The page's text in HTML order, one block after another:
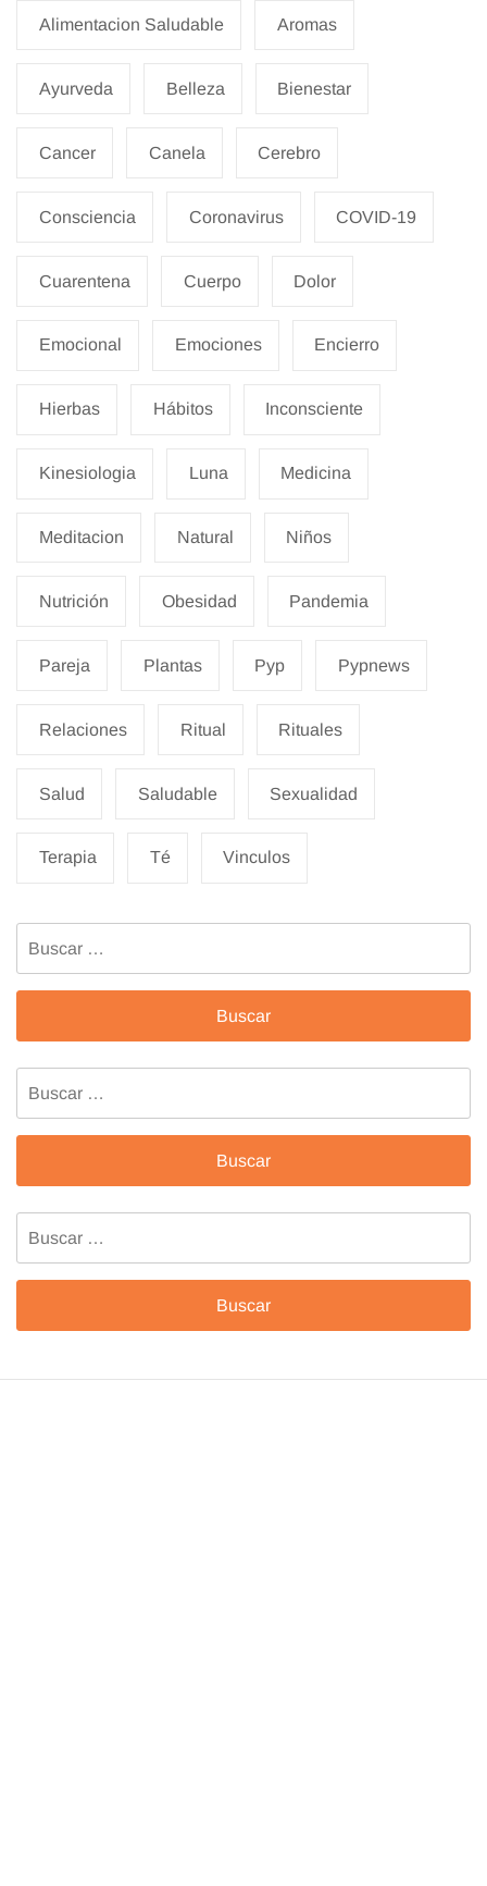
Alimentacion Saludable Aromas
Ayurveda Belleza Bienestar
Cancer Canela Cerebro
Consciencia Coronavirus COVID-19
Cuarentena Cuerpo Dolor
Emocional Emociones Encierro
Hierbas Hábitos Inconsciente
Kinesiologia Luna Medicina
Meditacion Natural Niños
Nutrición Obesidad Pandemia
Pareja Plantas Pyp Pypnews
Relaciones Ritual Rituales
Salud Saludable Sexualidad
Terapia Té Vinculos